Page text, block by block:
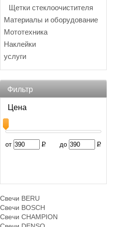
Щетки стеклоочистителя
Материалы и оборудование
Мототехника
Наклейки
услуги
Фильтр
Цена
от Р до Р
Свечи BERU
Свечи BOSCH
Свечи CHAMPION